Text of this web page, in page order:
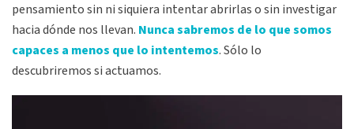
pensamiento sin ni siquiera intentar abrirlas o sin investigar
hacia dónde nos llevan. Nunca sabremos de lo que somos
capaces a menos que lo intentemos. Sólo lo
descubriremos si actuamos.